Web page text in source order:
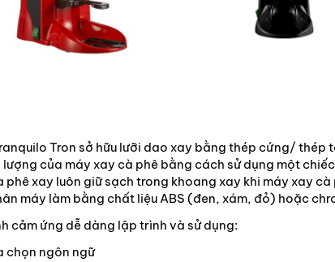
Tron sở hữu lưỡi dao xay bằng thép cứng/ thép
lượng của máy xay cà phê bằng cách sử dụng một
phê xay luôn giữ sạch trong khoang xay khi máy xay
máy làm bằng chất liệu ABS (đen, xám, đỏ) hoặc
cảm ứng dễ dàng lập trình và sử dụng:
chọn ngôn ngữ